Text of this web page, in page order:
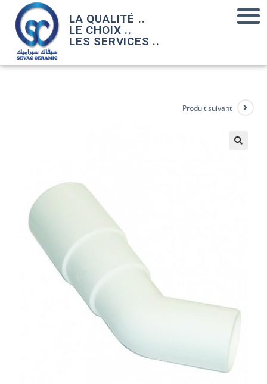
LA QUALITÉ ..
LE CHOIX ..
LES SERVICES ..
Produit suivant